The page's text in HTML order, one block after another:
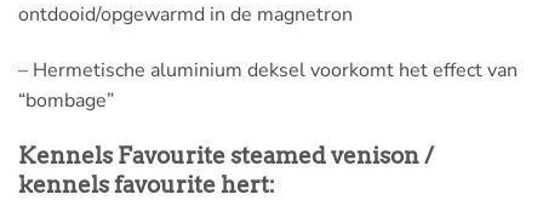
ontdooid/opgewarmd in de magnetron
– Hermetische aluminium deksel voorkomt het effect van
“bombage”
Kennels Favourite steamed venison /
kennels favourite hert: